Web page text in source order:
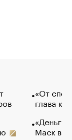
«От
глава
«Деньги
Маск в